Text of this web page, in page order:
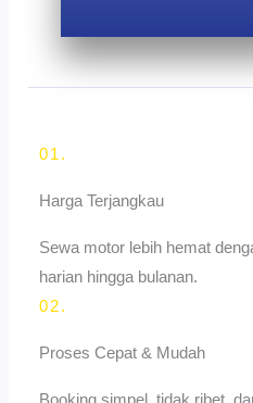
01.
Harga Terjangkau
Sewa motor lebih hemat
harian hingga bulanan.
02.
Proses Cepat & Mudah